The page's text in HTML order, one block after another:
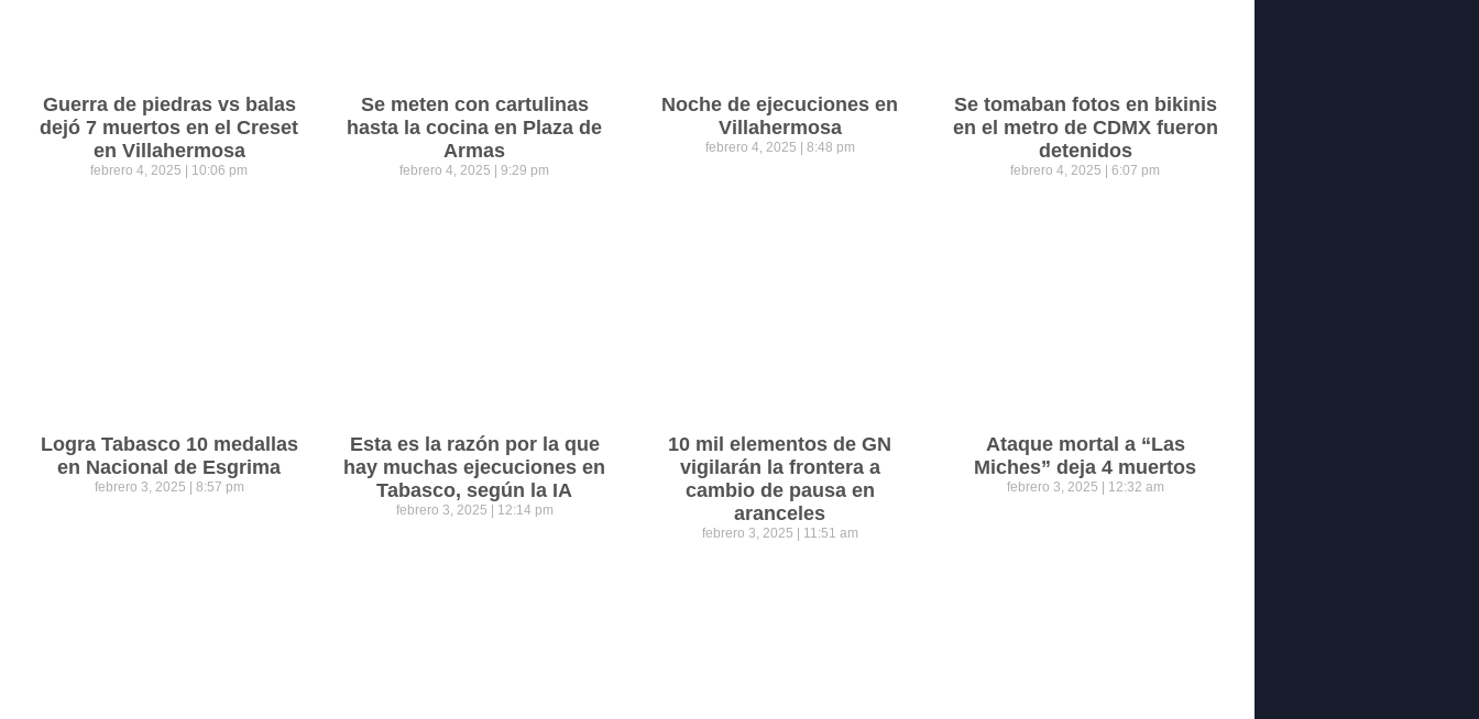
Guerra de piedras vs balas
dejó 7 muertos en el Creset
en Villahermosa
febrero 4, 2025 10:06 pm
Se meten con cartulinas
hasta la cocina en Plaza de
Armas
febrero 4, 2025 9:29 pm
Noche de ejecuciones en
Villahermosa
febrero 4, 2025 8:48 pm
Se tomaban fotos en bikinis
en el metro de CDMX fueron
detenidos
febrero 4, 2025 6:07 pm
Logra Tabasco 10 medallas
en Nacional de Esgrima
febrero 3, 2025 8:57 pm
Esta es la razón por la que
hay muchas ejecuciones en
Tabasco, según la IA
febrero 3, 2025 12:14 pm
10 mil elementos de GN
vigilarán la frontera a
cambio de pausa en
aranceles
febrero 3, 2025 11:51 am
Ataque mortal a “Las
Miches” deja 4 muertos
febrero 3, 2025 12:32 am